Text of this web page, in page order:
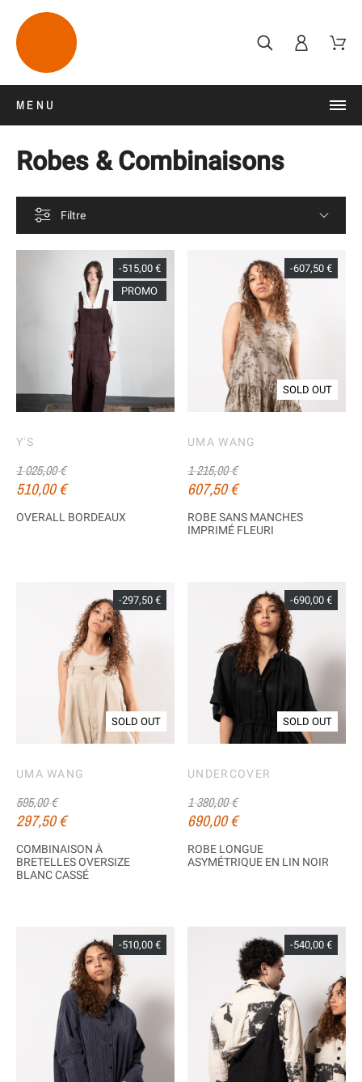
MENU
Robes & Combinaisons
Filtre
-515,00 €
PROMO
Y'S
1 025,00 €
510,00 €
OVERALL BORDEAUX
-607,50 €
SOLD OUT
UMA WANG
1 215,00 €
607,50 €
ROBE SANS MANCHES
IMPRIMÉ FLEURI
-297,50 €
SOLD OUT
UMA WANG
595,00 €
297,50 €
COMBINAISON À
BRETELLES OVERSIZE
BLANC CASSÉ
-690,00 €
SOLD OUT
UNDERCOVER
1 380,00 €
690,00 €
ROBE LONGUE
ASYMÉTRIQUE EN LIN NOIR
-510,00 € -540,00 €